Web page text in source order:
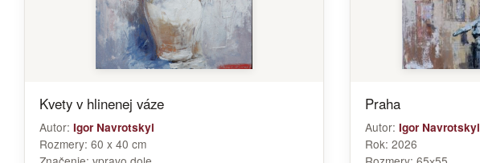
Kvety v hlinenej váze
Autor: Igor Navrotskyi
Rozmery: 60 x 40 cm
Praha
Autor: Igor Navrotskyi
Rok:2026